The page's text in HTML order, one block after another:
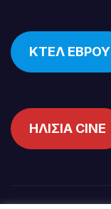
ΚΤΕΛ ΕΒΡΟΥ
ΗΛΙΣΙΑ CINE